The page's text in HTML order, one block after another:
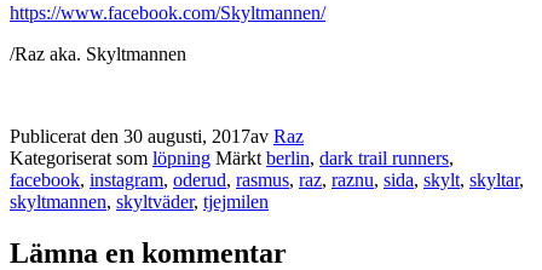
https://www.facebook.com/Skyltmannen/
/Raz aka. Skyltmannen
Publicerat den 30 augusti, 2017av Raz
Kategoriserat som löpning Märkt berlin, dark trail runners,
facebook, instagram, oderud, rasmus, raz, raznu, sida, skylt, skyltar,
skyltmannen, skyltväder, tjejmilen
Lämna en kommentar